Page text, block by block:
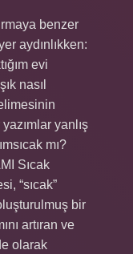
benzer
aydınlıkken:
evi
nasıl
yanlış
mı?
Sıcak
“sıcak”
bir
artıran ve
olarak